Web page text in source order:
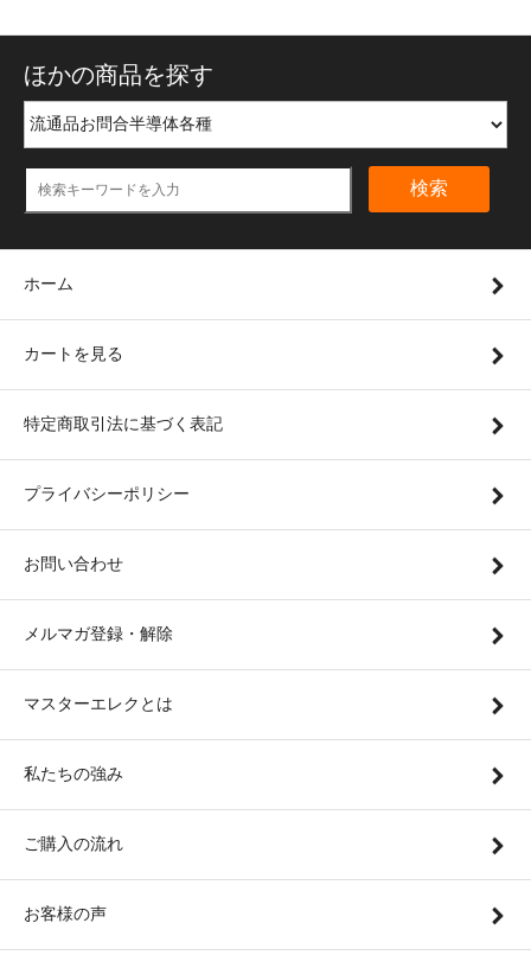
ほかの商品を探す
検索
ホーム
カートを見る
特定商取引法に基づく表記
プライバシーポリシー
お問い合わせ
メルマガ登録・解除
マスターエレクとは
私たちの強み
ご購入の流れ
お客様の声